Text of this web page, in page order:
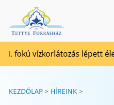
Tovább a tartalomhoz
TETTYE FORRÁSHÁZ Zrt.
I. fokú vízkorlátozás lépett
KEZDŐLAP HÍREINK